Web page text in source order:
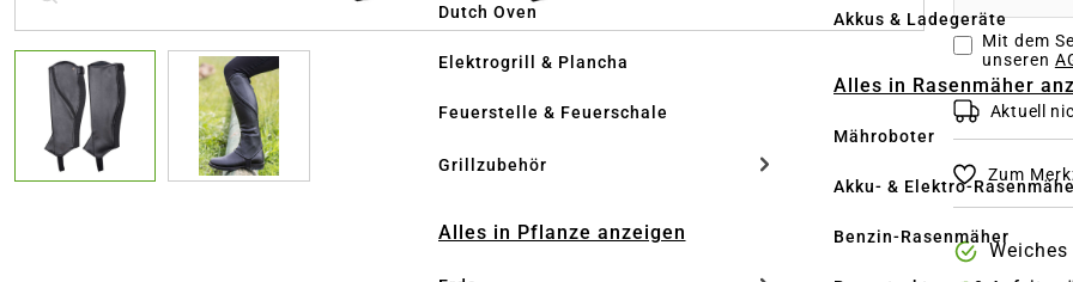
Dutch Oven
Elektrogrill & Plancha
Feuerstelle & Feuerschale
Grillzubehör
Alles in Pflanze anzeigen
Akkus & Ladegeräte
Alles in Rasenmäher
Mähroboter
Akku- & Elektro-
Benzin-Rasenmäher
Mit dem
unseren
Aktuell
Zum